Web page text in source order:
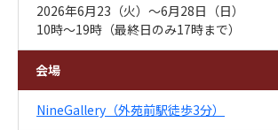
会場
2026年6月23（火）～6月28日（日）
10時～19時（最終日のみ17時まで）
NineGallery（外苑前駅徒歩3分）